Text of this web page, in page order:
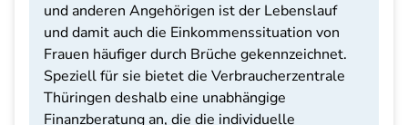
und anderen Angehörigen ist der Lebenslauf
und damit auch die Einkommenssituation von
Frauen häufiger durch Brüche gekennzeichnet.
Speziell für sie bietet die Verbraucherzentrale
Thüringen deshalb eine unabhängige
Finanzberatung an, die die individuelle